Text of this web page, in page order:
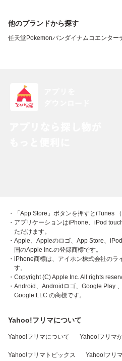
他のブランドから探す
任天堂Pokemonバンダイナムコエンター
・「App Store」ボタンを押すとiTunes
・アプリケーションはiPhone、iPod
ただけます。
・Apple、Appleのロゴ、App Store、
国のApple Inc.の登録商標です。
・iPhone商標は、アイホン株式会社のラ
す。
・Copyright (C) Apple Inc. All rights
・Android、Androidロゴ、Google Play
Google LLC の商標です。
Yahoo!フリマについて
Yahoo!フリマについて Yahoo!フリマ
Yahoo!フリマトピックス Yahoo!フリ